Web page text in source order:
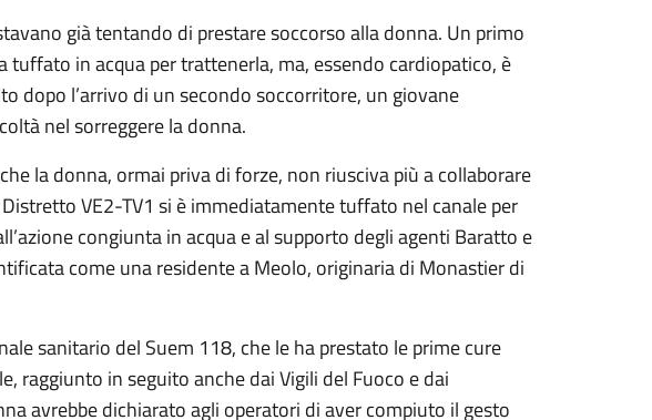
già tentando di prestare soccorso alla donna. Un primo
tuffato in acqua per trattenerla, ma, essendo cardiopatico, è
dopo l’arrivo di un secondo soccorritore, un giovane
nel sorreggere la donna.
la donna, ormai priva di forze, non riusciva più a collaborare
VE2-TV1 si è immediatamente tuffato nel canale per
congiunta in acqua e al supporto degli agenti Baratto e
come una residente a Meolo, originaria di Monastier di
sanitario del Suem 118, che le ha prestato le prime cure
raggiunto in seguito anche dai Vigili del Fuoco e dai
avrebbe dichiarato agli operatori di aver compiuto il gesto